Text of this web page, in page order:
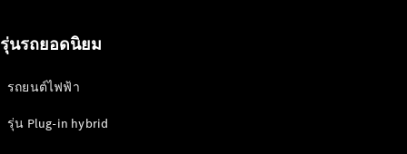
MPV
รุ่นรถยอดนิยม
รถยนต์ไฟฟ้า
รุ่น Plug-in hybrid